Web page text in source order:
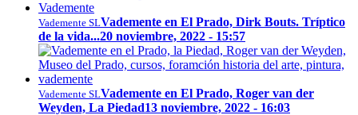
Vademente SLVademente en El Prado, Dirk Bouts. Tríptico
de la vida...20 noviembre, 2022 - 15:57
Vademente SLVademente en El Prado, Roger van der
Weyden, La Piedad13 noviembre, 2022 - 16:03